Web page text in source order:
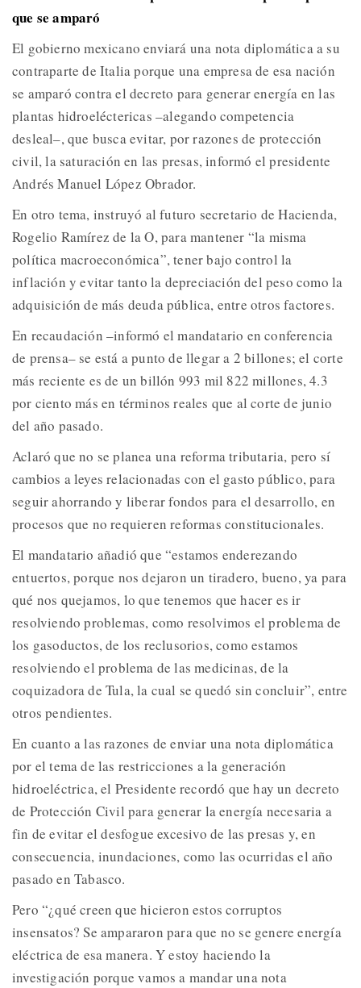
que se amparó
El gobierno mexicano enviará una nota diplomática a su
contraparte de Italia porque una empresa de esa nación
se amparó contra el decreto para generar energía en las
plantas hidroeléctericas –alegando competencia
desleal–, que busca evitar, por razones de protección
civil, la saturación en las presas, informó el presidente
Andrés Manuel López Obrador.
En otro tema, instruyó al futuro secretario de Hacienda,
Rogelio Ramírez de la O, para mantener “la misma
política macroeconómica”, tener bajo control la
inflación y evitar tanto la depreciación del peso como la
adquisición de más deuda pública, entre otros factores.
En recaudación –informó el mandatario en conferencia
de prensa– se está a punto de llegar a 2 billones; el corte
más reciente es de un billón 993 mil 822 millones, 4.3
por ciento más en términos reales que al corte de junio
del año pasado.
Aclaró que no se planea una reforma tributaria, pero sí
cambios a leyes relacionadas con el gasto público, para
seguir ahorrando y liberar fondos para el desarrollo, en
procesos que no requieren reformas constitucionales.
El mandatario añadió que “estamos enderezando
entuertos, porque nos dejaron un tiradero, bueno, ya para
qué nos quejamos, lo que tenemos que hacer es ir
resolviendo problemas, como resolvimos el problema de
los gasoductos, de los reclusorios, como estamos
resolviendo el problema de las medicinas, de la
coquizadora de Tula, la cual se quedó sin concluir”, entre
otros pendientes.
En cuanto a las razones de enviar una nota diplomática
por el tema de las restricciones a la generación
hidroeléctrica, el Presidente recordó que hay un decreto
de Protección Civil para generar la energía necesaria a
fin de evitar el desfogue excesivo de las presas y, en
consecuencia, inundaciones, como las ocurridas el año
pasado en Tabasco.
Pero “¿qué creen que hicieron estos corruptos
insensatos? Se ampararon para que no se genere energía
eléctrica de esa manera. Y estoy haciendo la
investigación porque vamos a mandar una nota